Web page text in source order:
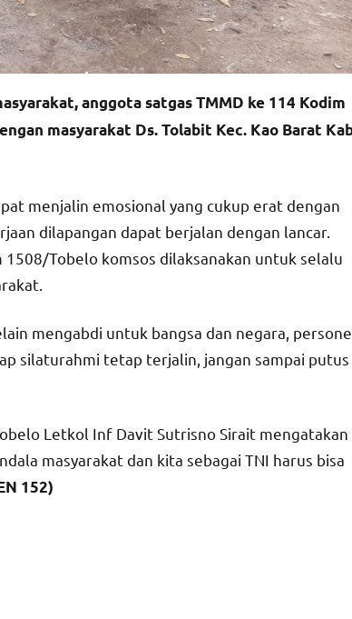
anggota satgas TMMD ke 114 Kodim
masyarakat Ds. Tolabit Kec. Kao Barat
menjalin emosional yang cukup erat dengan
dilapangan dapat berjalan dengan lancar.
Tobelo komsos dilaksanakan untuk selalu
mengabdi untuk bangsa dan negara,
silaturahmi tetap terjalin, jangan sampai putus
Letkol Inf Davit Sutrisno Sirait mengatakan
masyarakat dan kita sebagai TNI harus bisa
152)